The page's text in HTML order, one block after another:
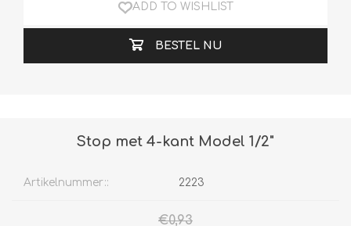
ADD TO WISHLIST
BESTEL NU
Stop met 4-kant Model 1/2"
Artikelnummer:: 2223
€0,93